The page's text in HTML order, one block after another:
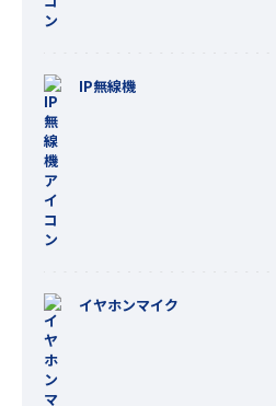
IP無線機
イヤホンマイク